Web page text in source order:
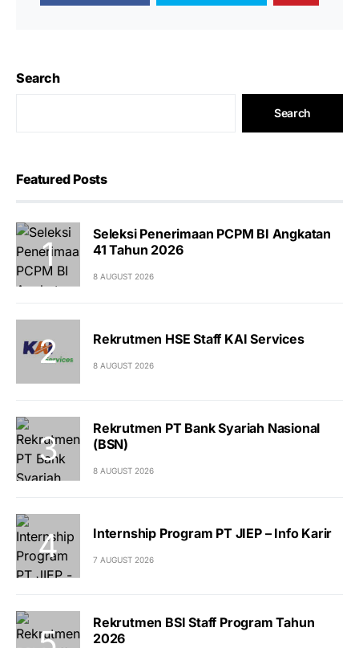
Search
Search
Featured Posts
Seleksi Penerimaan PCPM BI Angkatan
41 Tahun 2026
8 AUGUST 2026
Rekrutmen HSE Staff KAI Services
8 AUGUST 2026
Rekrutmen PT Bank Syariah Nasional
(BSN)
8 AUGUST 2026
Internship Program PT JIEP – Info Karir
7 AUGUST 2026
Rekrutmen BSI Staff Program Tahun
2026